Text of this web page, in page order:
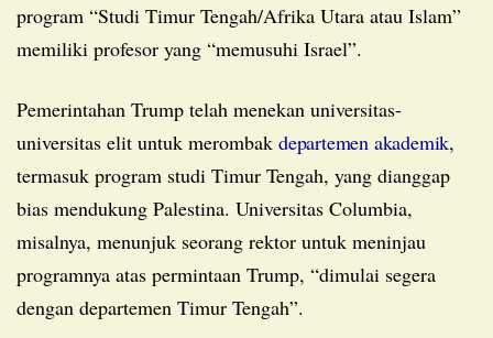
program “Studi Timur Tengah/Afrika Utara atau Islam”
memiliki profesor yang “memusuhi Israel”.
Pemerintahan Trump telah menekan universitas-
universitas elit untuk merombak departemen akademik,
termasuk program studi Timur Tengah, yang dianggap
bias mendukung Palestina. Universitas Columbia,
misalnya, menunjuk seorang rektor untuk meninjau
programnya atas permintaan Trump, “dimulai segera
dengan departemen Timur Tengah”.